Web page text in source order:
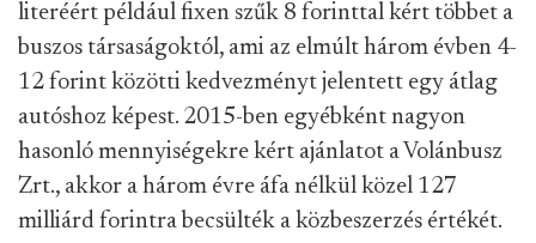
literéért például fixen szűk 8 forinttal kért többet a
buszos társaságoktól, ami az elmúlt három évben 4-
12 forint közötti kedvezményt jelentett egy átlag
autóshoz képest. 2015-ben egyébként nagyon
hasonló mennyiségekre kért ajánlatot a Volánbusz
Zrt., akkor a három évre áfa nélkül közel 127
milliárd forintra becsülték a közbeszerzés értékét.